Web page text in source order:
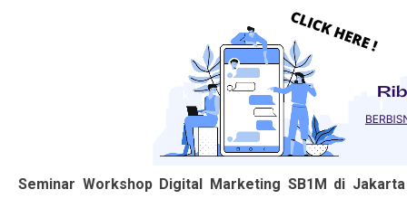
Seminar Workshop Digital Marketing SB1M di